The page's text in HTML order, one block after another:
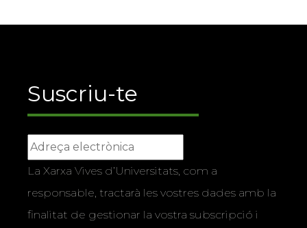
Suscriu-te
La Xarxa Vives d’Universitats, com a
responsable, tractarà les vostres dades amb la
finalitat de gestionar la vostra subscripció i